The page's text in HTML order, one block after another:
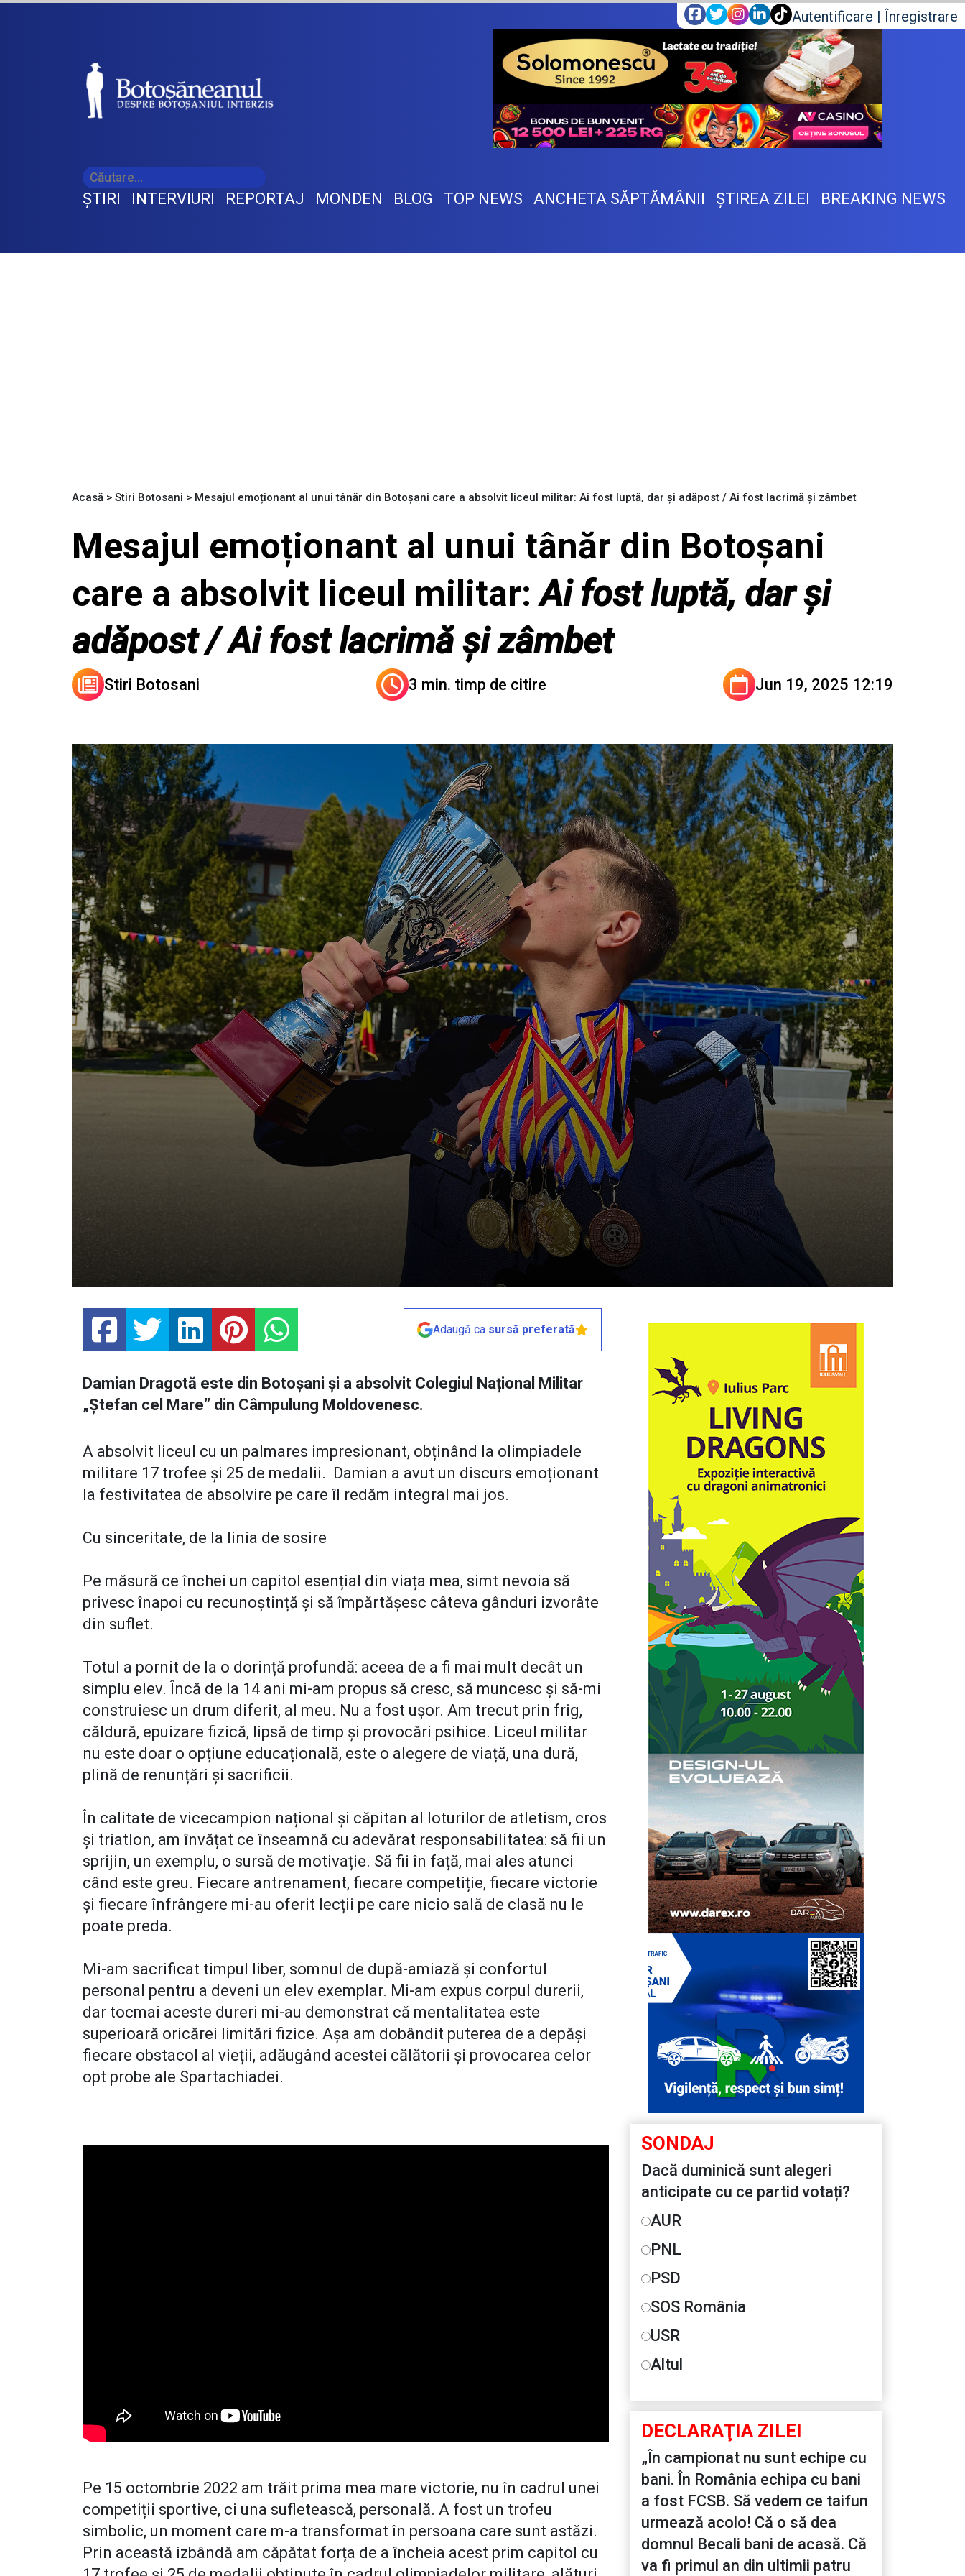
Autentificare | Înregistrare
ŞTIRI INTERVIURI REPORTAJ MONDEN BLOG TOP NEWS ANCHETA SĂPTĂMÂNII ŞTIREA ZILEI BREAKING NEWS
Acasă > Stiri Botosani > Mesajul emoționant al unui tânăr din Botoșani care a absolvit liceul militar: Ai fost luptă, dar și adăpost / Ai fost lacrimă și zâmbet
Mesajul emoționant al unui tânăr din Botoșani
care a absolvit liceul militar:Ai fost luptă, dar și
adăpost / Ai fost lacrimă și zâmbet
Stiri Botosani 3 min. timp de citire Jun 19, 2025 12:19
Adaugă ca sursă preferată
Damian Dragotă este din Botoșani și a absolvit Colegiul Național Militar
„Ștefan cel Mare” din Câmpulung Moldovenesc.
A absolvit liceul cu un palmares impresionant, obținând la olimpiadele
militare 17 trofee și 25 de medalii. Damian a avut un discurs emoționant
la festivitatea de absolvire pe care îl redăm integral mai jos.
Cu sinceritate, de la linia de sosire
Pe măsură ce închei un capitol esențial din viața mea, simt nevoia să
privesc înapoi cu recunoștință și să împărtășesc câteva gânduri izvorâte
din suflet.
Totul a pornit de la o dorință profundă: aceea de a fi mai mult decât un
simplu elev. Încă de la 14 ani mi-am propus să cresc, să muncesc și să-mi
construiesc un drum diferit, al meu. Nu a fost ușor. Am trecut prin frig,
căldură, epuizare fizică, lipsă de timp și provocări psihice. Liceul militar
nu este doar o opțiune educațională, este o alegere de viață, una dură,
plină de renunțări și sacrificii.
În calitate de vicecampion național și căpitan al loturilor de atletism, cros
și triatlon, am învățat ce înseamnă cu adevărat responsabilitatea: să fii un
sprijin, un exemplu, o sursă de motivație. Să fii în față, mai ales atunci
când este greu. Fiecare antrenament, fiecare competiție, fiecare victorie
și fiecare înfrângere mi-au oferit lecții pe care nicio sală de clasă nu le
poate preda.
Mi-am sacrificat timpul liber, somnul de după-amiază și confortul
personal pentru a deveni un elev exemplar. Mi-am expus corpul durerii,
dar tocmai aceste dureri mi-au demonstrat că mentalitatea este
superioară oricărei limitări fizice. Așa am dobândit puterea de a depăși
fiecare obstacol al vieții, adăugând acestei călătorii și provocarea celor
opt probe ale Spartachiadei.
Pe 15 octombrie 2022 am trăit prima mea mare victorie, nu în cadrul unei
competiții sportive, ci una sufletească, personală. A fost un trofeu
simbolic, un moment care m-a transformat în persoana care sunt astăzi.
Prin această izbândă am căpătat forța de a încheia acest prim capitol cu
SONDAJ
Dacă duminică sunt alegeri
anticipate cu ce partid votați?
AUR
PNL
PSD
SOS România
USR
Altul
DECLARAŢIA ZILEI
„În campionat nu sunt echipe cu
bani. În România echipa cu bani
a fost FCSB. Să vedem ce taifun
urmează acolo! Că o să dea
domnul Becali bani de acasă. Că
va fi primul an din ultimii patru